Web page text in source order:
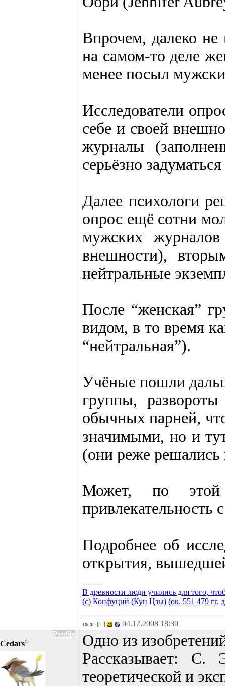
Впрочем, далеко не
на самом-то деле
менее посыл
Исследователи
себе и своей
журналы
серьёзно
Далее психологи
опрос ещё сотни
мужских
внешности),
нейтральные
После “женская”
видом, в то время
“нейтральная”).
Учёные пошли
группы,
обычных парней,
значимыми, но и
(они реже решались
Может, по этой
привлекательность
Подробнее об
открытия,
--------
В древности люди учились для того,
(с) Конфуций (Кун Цзы) (ок. 551 479 гг.
04.12.2008 18:30
Profile
Cedars©
Одно из
Рассказывает: С.
теоретической и